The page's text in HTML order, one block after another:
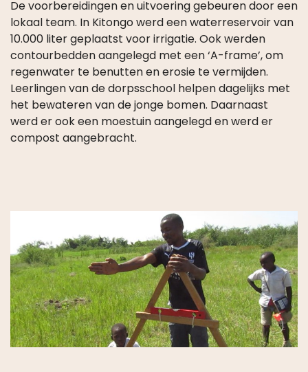
De voorbereidingen en uitvoering gebeuren door een
lokaal team. In Kitongo werd een waterreservoir van
10.000 liter geplaatst voor irrigatie. Ook werden
contourbedden aangelegd met een ‘A-frame’, om
regenwater te benutten en erosie te vermijden.
Leerlingen van de dorpsschool helpen dagelijks met
het bewateren van de jonge bomen. Daarnaast
werd er ook een moestuin aangelegd en werd er
compost aangebracht.